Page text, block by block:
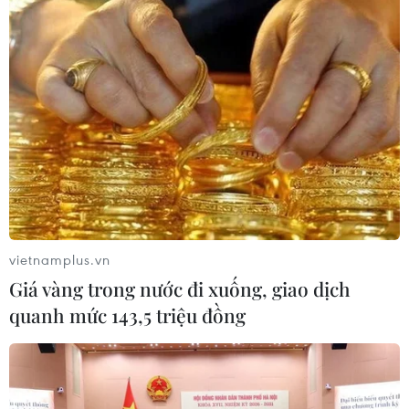
Lai Châu: Phá chuyên án mua bán ma túy
lớn, thu giữ 10 bánh heroin
12/09/2021 12:36
Chuyên án 621C được Công an tỉnh Lai Châu thành lập
sau khi phát hiện Sùng A Cừ có dấu hiệu hoạt động
phạm tội về ma túy. Kết quả, đối tượng bị bắt giữ cùng
10 bánh heroin.
vietnamplus.vn
Giá vàng trong nước đi xuống, giao dịch
quanh mức 143,5 triệu đồng